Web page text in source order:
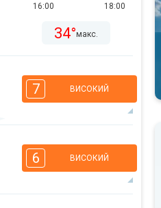
16:00
18:00
34°макс.
7 ВИСОКИЙ
2
16:00
35°макс.
6 ВИСОКИЙ